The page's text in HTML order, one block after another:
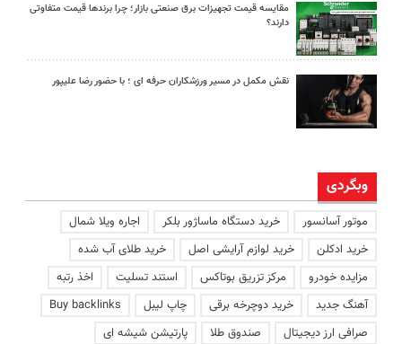
مقایسه قیمت تجهیزات برق صنعتی بازار؛ چرا برندها قیمت متفاوتی
دارند؟
نقش مکمل در مسیر ورزشکاران حرفه ای ؛ با حضور رضا علیپور
وبگردی
موتور آسانسور خرید دستگاه ماساژور بلکر
اجاره ویلا شمال
خرید ادکلن
خرید لوازم آرایشی اصل
خرید طلای آب شده
مزایده خودرو
مرکز تزریق بوتاکس استند تسلیت
اخذ رتبه
آهنگ جدید
خرید دوچرخه برقی چاپ لیبل
Buy backlinks
صرافی ارز دیجیتال
صندوق طلا
پارتیشن شیشه ای